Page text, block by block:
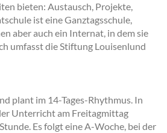
bieten: Austausch, Projekte,
ist eine Ganztagsschule,
aber auch ein Internat, in dem sie
umfasst die Stiftung Louisenlund
plant im 14-Tages-Rhythmus. In
Unterricht am Freitagmittag
Es folgt eine A-Woche, bei der